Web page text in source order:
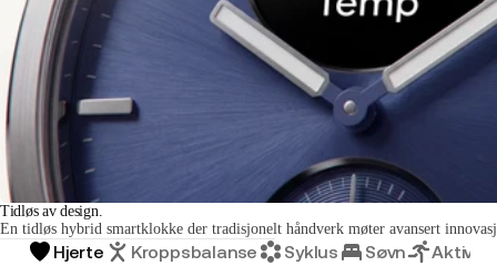
Tidløs av design.
En tidløs hybrid smartklokke der tradisjonelt håndverk møter avansert
Hjerte Kroppsbalanse Syklus Søvn